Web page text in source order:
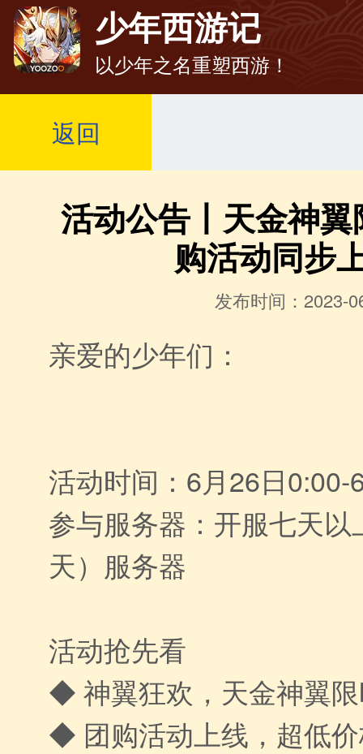
少年西游记
以少年之名重塑西游！
返回
活动公告丨天金神
购活动同步
发布时间：2023-
亲爱的少年们：
活动时间：6月26日0:00-
参与服务器：开服七天以
天）服务器
活动抢先看
◆ 神翼狂欢，天金神翼
◆ 团购活动上线，超低